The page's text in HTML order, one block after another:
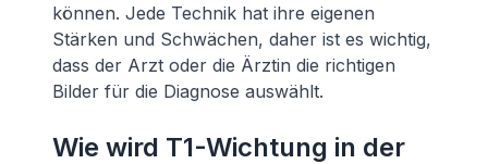
können. Jede Technik hat ihre eigenen
Stärken und Schwächen, daher ist es wichtig,
dass der Arzt oder die Ärztin die richtigen
Bilder für die Diagnose auswählt.
Wie wird T1-Wichtung in der